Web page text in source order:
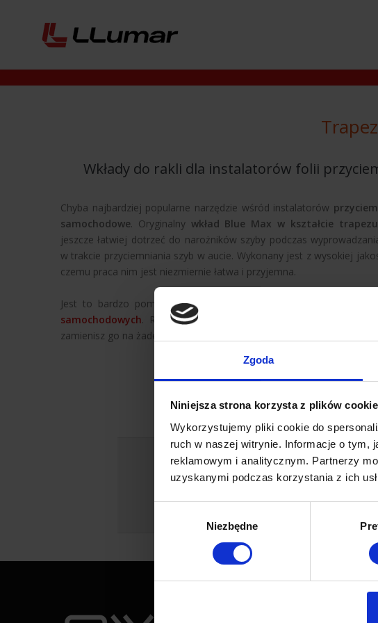
Zgoda
Niniejsza strona korzysta z plików cookie
Wykorzystujemy pliki cookie do
ruch w naszej witrynie. Informacje o tym,
reklamowym i analitycznym. Partnerzy
uzyskanymi podczas korzystania z ich
Niezbędne
Wkłady do rakli dla instalatorów folii
Chyba najbardziej popularne narzędzie wśród instalatorów
samochodowe. Oryginalnywkład Blue Max w kształcie trapezu
jeszcze łatwiej dotrzeć do narożników szyby podczas
w trakcie przyciemniania szyb w aucie. Wykonany jest z wysokiej
czemu praca nim jest niezmiernie łatwa i przyjemna.
Jest to bardzo pomocne narzędzie dla instalatorów folii do
samochodowych. Raz użyty wkład lub rakla z wkładem Blue
zamienisz go na żaden inny!
Wymiary wkładu do rakli to:
12,5cm x 5cm.
Dowiedz się więcej na temat firmy
Jeśli jesteś gotowy